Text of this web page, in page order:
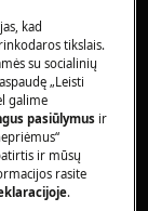
ir
kad
tikslais.
su socialinių
„Leisti
galime
pasiūlymus ir
ir mūsų
rasite
.